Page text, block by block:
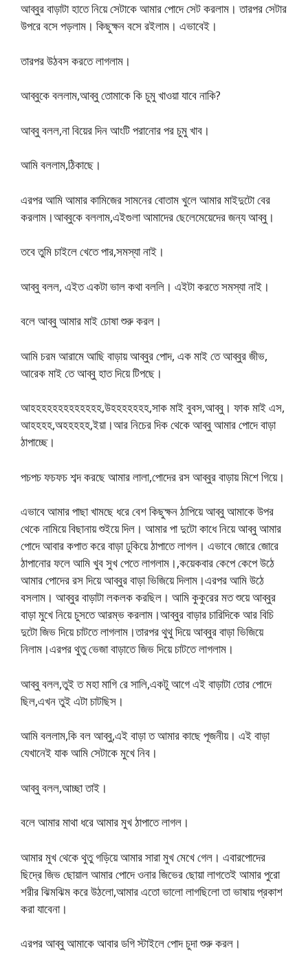
আব্বুর বাড়াটা হাতে নিয়ে সেটাকে আমার পোদে সেট করলাম। তারপর সেটার
উপরে বসে পড়লাম। কিছুক্ষন বসে রইলাম। এভাবেই।
তারপর উঠবস করতে লাগলাম।
আব্বুকে বললাম,আব্বু তোমাকে কি চুমু খাওয়া যাবে নাকি?
আব্বু বলল,না বিয়ের দিন আংটি পরানোর পর চুমু খাব।
আমি বললাম,ঠিকাছে।
এরপর আমি আমার কামিজের সামনের বোতাম খুলে আমার মাইদুটো বের
করলাম।আব্বুকে বললাম,এইগুলা আমাদের ছেলেমেয়েদের জন্য আব্বু।
তবে তুমি চাইলে খেতে পার,সমস্যা নাই।
আব্বু বলল, এইত একটা ভাল কথা বললি। এইটা করতে সমস্যা নাই।
বলে আব্বু আমার মাই চোষা শুরু করল।
আমি চরম আরামে আছি বাড়ায় আব্বুর পোদ, এক মাই তে আব্বুর জীভ,
আরেক মাই তে আব্বু হাত দিয়ে টিপছে।
আহহহহহহহহহহহহহ,উহহহহহহহ,সাক মাই বুবস,আব্বু। ফাক মাই এস,
আহহহহ,অহহহহহ,ইয়া।আর নিচের দিক থেকে আব্বু আমার পোদে বাড়া
ঠাপাচ্ছে।
পচপচ ফচফচ শব্দ করছে আমার লালা,পোদের রস আব্বুর বাড়ায় মিশে গিয়ে।
এভাবে আমার পাছা খামছে ধরে বেশ কিছুক্ষন ঠাপিয়ে আব্বু আমাকে উপর
থেকে নামিয়ে বিছানায় শুইয়ে দিল। আমার পা দুটো কাধে নিয়ে আব্বু আমার
পোদে আবার কপাত করে বাড়া ঢুকিয়ে ঠাপাতে লাগল। এভাবে জোরে জোরে
ঠাপানোর ফলে আমি খুব সুখ পেতে লাগলাম।,কয়েকবার কেপে কেপে উঠে
আমার পোদের রস দিয়ে আব্বুর বাড়া ভিজিয়ে দিলাম।এরপর আমি উঠে
বসলাম। আব্বুর বাড়াটা লকলক করছিল। আমি কুকুরের মত শুয়ে আব্বুর
বাড়া মুখে নিয়ে চুসতে আরম্ভ করলাম।আব্বুর বাড়ার চারিদিকে আর বিচি
দুটো জিভ দিয়ে চাটতে লাগলাম।তারপর থুথু দিয়ে আব্বুর বাড়া ভিজিয়ে
নিলাম।এরপর থুতু ভেজা বাড়াতে জিভ দিয়ে চাটতে লাগলাম।
আব্বু বলল,তুই ত মহা মাগি রে সালি,একটু আগে এই বাড়াটা তোর পোদে
ছিল,এখন তুই এটা চাটছিস।
আমি বললাম,কি বল আব্বু,এই বাড়া ত আমার কাছে পূজনীয়। এই বাড়া
যেখানেই যাক আমি সেটাকে মুখে নিব।
আব্বু বলল,আচ্ছা তাই।
বলে আমার মাথা ধরে আমার মুখ ঠাপাতে লাগল।
আমার মুখ থেকে থুতু গড়িয়ে আমার সারা মুখ মেখে গেল। এবারপোদের
ছিদ্রে জিভ ছোয়াল আমার পোদে ওনার জিভের ছোয়া লাগতেই আমার পুরো
শরীর ঝিমঝিম করে উঠলো,আমার এতো ভালো লাগছিলো তা ভাষায় প্রকাশ
করা যাবেনা।
এরপর আব্বু আমাকে আবার ডগি স্টাইলে পোদ চুদা শুরু করল।